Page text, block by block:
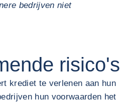
bedrijven niet
risico's
krediet te verlenen aan hun
hun voorwaarden het